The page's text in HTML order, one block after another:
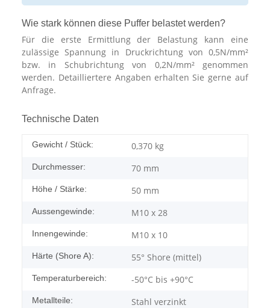
Wie stark können diese Puffer belastet werden?
Für die erste Ermittlung der Belastung kann eine
zulässige Spannung in Druckrichtung von 0,5N/mm²
bzw. in Schubrichtung von 0,2N/mm² genommen
werden. Detailliertere Angaben erhalten Sie gerne auf
Anfrage.
Technische Daten
Gewicht / Stück: 0,370 kg
Durchmesser: 70 mm
Höhe / Stärke: 50 mm
Aussengewinde: M10 x 28
Innengewinde: M10 x 10
Härte (Shore A): 55° Shore (mittel)
Temperaturbereich: -50°C bis +90°C
Metallteile: Stahl verzinkt